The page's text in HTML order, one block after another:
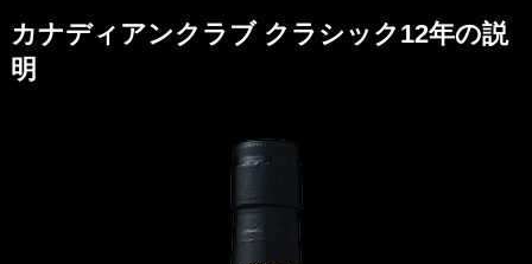
カナディアンクラブ クラシック12年の説
明